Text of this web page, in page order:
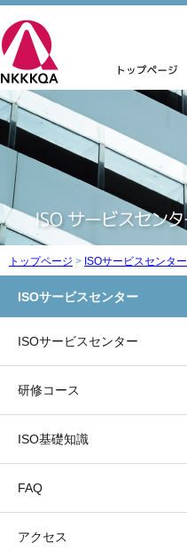
トップページ > ISOサービスセンター
ISOサービスセンター
ISOサービスセンター
研修コース
ISO基礎知識
FAQ
アクセス